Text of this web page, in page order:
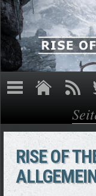
Suche
RISE OF